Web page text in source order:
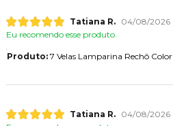
Tatiana R.
04/08/2026
Eu recomendo esse produto.
Produto:7 Velas Lamparina Rechô Color
Tatiana R.
04/08/2026